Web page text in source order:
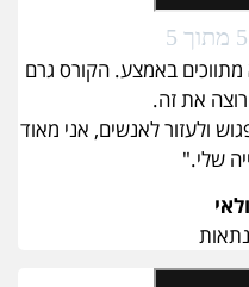
באמצע. הקורס גרם
את זה.
ולעזור לאנשים, אני מאוד
שלי."